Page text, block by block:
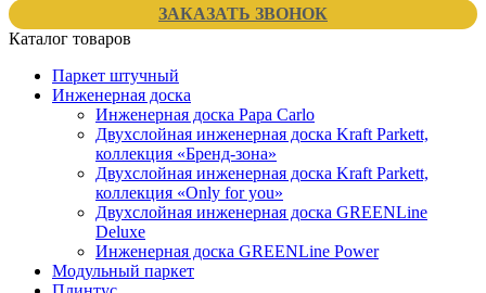
ЗАКАЗАТЬ ЗВОНОК
Каталог товаров
Паркет штучный
Инженерная доска
Инженерная доска Papa Carlo
Двухслойная инженерная доска Kraft Parkett,
коллекция «Бренд-зона»
Двухслойная инженерная доска Kraft Parkett,
коллекция «Only for you»
Двухслойная инженерная доска GREENLine
Deluxe
Инженерная доска GREENLine Power
Модульный паркет